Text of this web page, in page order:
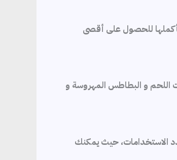
للحصول على أقصى
اللحم و البطاطس المهروسة و
الاستخدامات، حيث يمكنك